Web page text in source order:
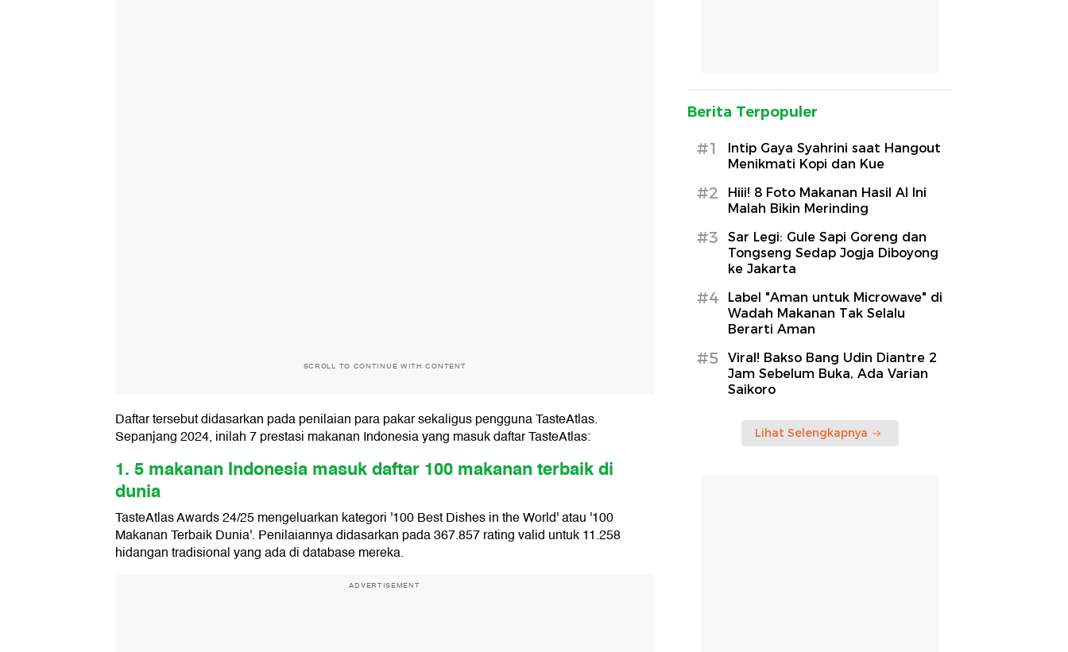
SCROLL TO CONTINUE WITH CONTENT
Daftar tersebut didasarkan pada penilaian para pakar sekaligus pengguna TasteAtlas.
Sepanjang 2024, inilah 7 prestasi makanan Indonesia yang masuk daftar TasteAtlas:
1. 5 makanan Indonesia masuk daftar 100 makanan terbaik di
dunia
TasteAtlas Awards 24/25 mengeluarkan kategori '100 Best Dishes in the World' atau '100
Makanan Terbaik Dunia'. Penilaiannya didasarkan pada 367.857 rating valid untuk 11.258
hidangan tradisional yang ada di database mereka.
ADVERTISEMENT
Berita Terpopuler
#1
Intip Gaya Syahrini saat Hangout
Menikmati Kopi dan Kue
#2
Hiii! 8 Foto Makanan Hasil AI Ini
Malah Bikin Merinding
#3
Sar Legi: Gule Sapi Goreng dan
Tongseng Sedap Jogja Diboyong
ke Jakarta
#4
Label "Aman untuk Microwave" di
Wadah Makanan Tak Selalu
Berarti Aman
#5
Viral! Bakso Bang Udin Diantre 2
Jam Sebelum Buka, Ada Varian
Saikoro
Lihat Selengkapnya